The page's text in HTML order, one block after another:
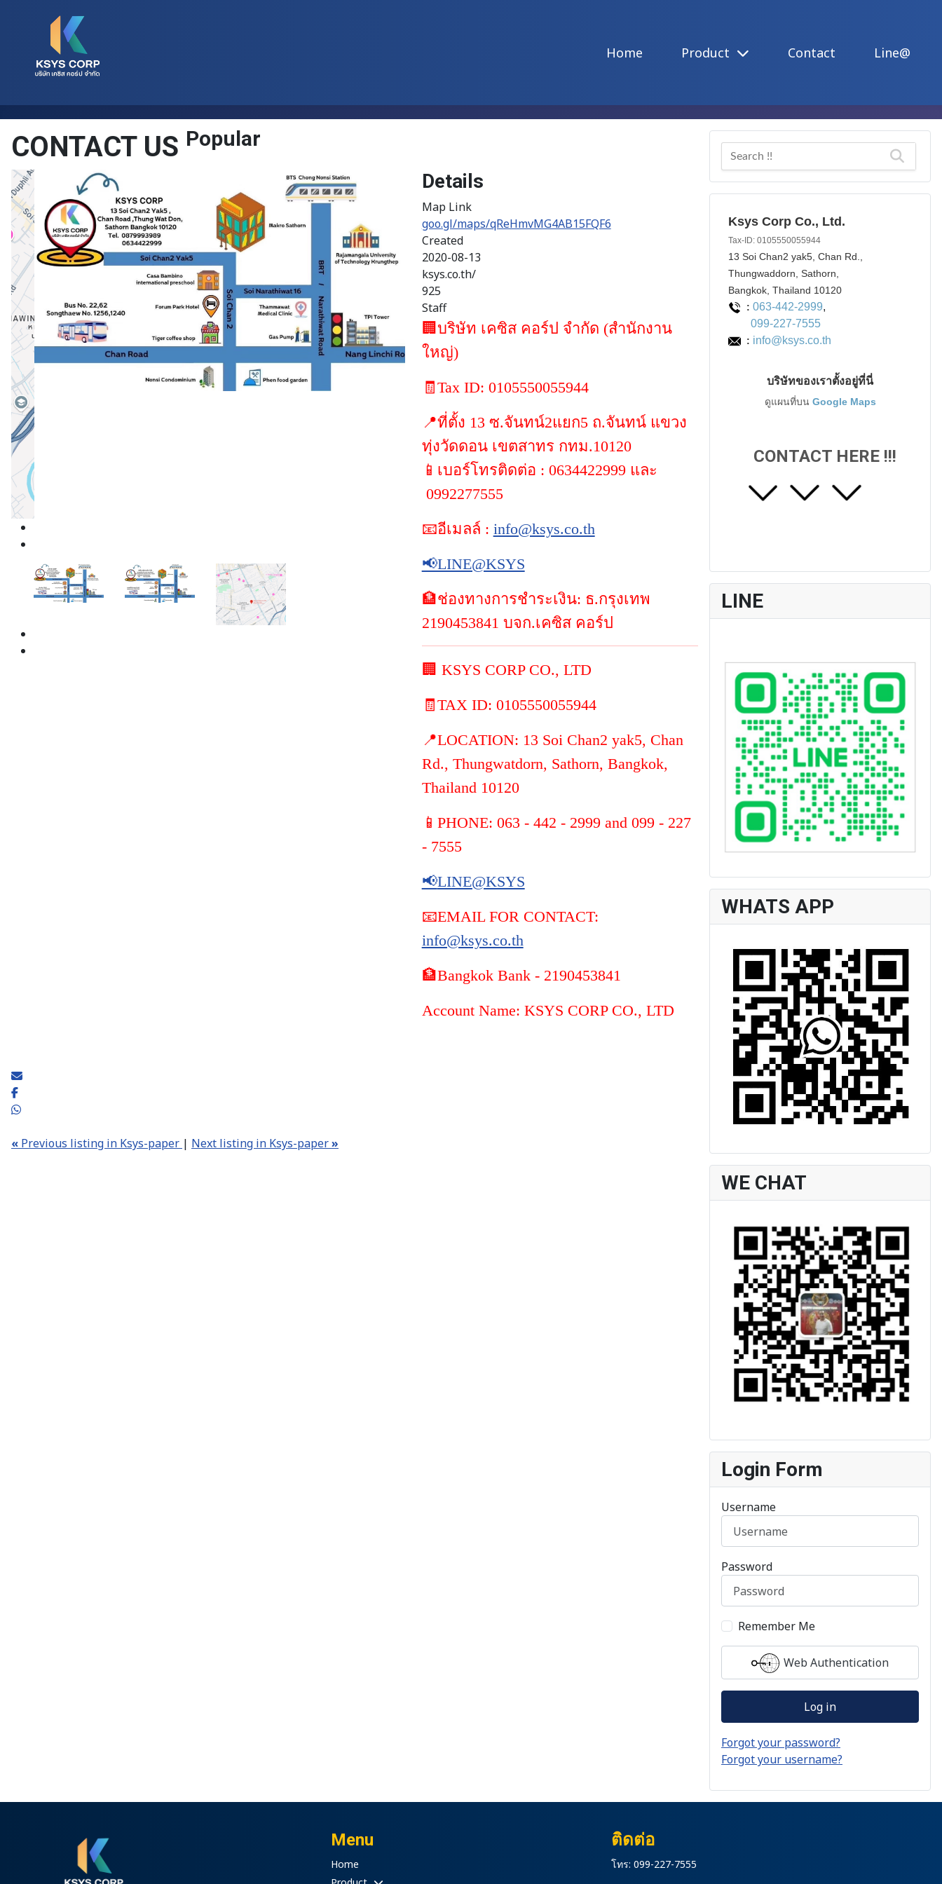
Home Product Contact Line@
CONTACT US Popular
Details
Map Link
goo.gl/maps/qReHmvMG4AB15FQF6
Created
2020-08-13
ksys.co.th/
925
Staff
🏢บริษัท เคซิส คอร์ป จำกัด (สำนักงาน
ใหญ่)
🧾Tax ID: 0105550055944
📍ที่ตั้ง 13 ซ.จันทน์2แยก5 ถ.จันทน์ แขวง
ทุ่งวัดดอน เขตสาทร กทม.10120
📱เบอร์โทรติดต่อ : 0634422999 และ
0992277555
📧อีเมลล์ : info@ksys.co.th
📢LINE@KSYS
🏦ช่องทางการชำระเงิน: ธ.กรุงเทพ
2190453841 บจก.เคซิส คอร์ป
🏢 KSYS CORP CO., LTD
🧾TAX ID: 0105550055944
📍LOCATION: 13 Soi Chan2 yak5, Chan
Rd., Thungwatdorn, Sathorn, Bangkok,
Thailand 10120
📱PHONE: 063 - 442 - 2999 and 099 - 227
- 7555
📢LINE@KSYS
📧EMAIL FOR CONTACT:
info@ksys.co.th
🏦Bangkok Bank - 2190453841
Account Name: KSYS CORP CO., LTD
« Previous listing in Ksys-paper | Next listing in Ksys-paper»
Ksys Corp Co., Ltd.
Tax-ID: 0105550055944
13 Soi Chan2 yak5, Chan Rd.,
Thungwaddorn, Sathorn,
Bangkok, Thailand 10120
: 063-442-2999,
099-227-7555
: info@ksys.co.th
บริษัทของเราตั้งอยู่ที่นี่
ดูแผนที่บน Google Maps
CONTACT HERE !!!
LINE
WHATS APP
WE CHAT
Login Form
Username
Password
Remember Me
Web Authentication
Log in
Forgot your password?
Forgot your username?
Menu
Home
ติดต่อ
โทร: 099-227-7555